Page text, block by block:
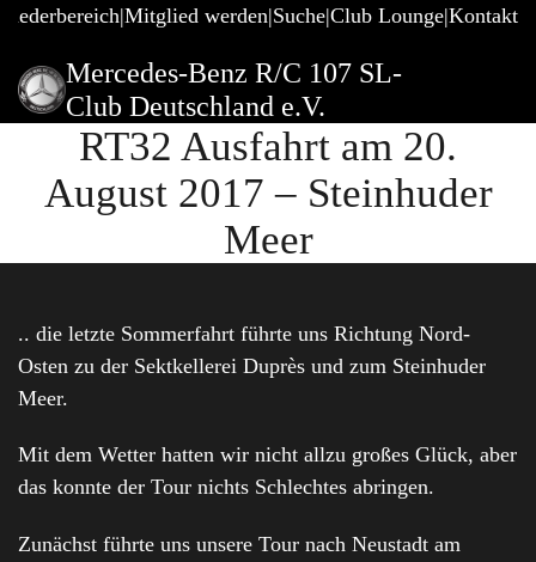
Mitglied werden Suche Club Lounge Kontakt
Mercedes-Benz R/C 107 SL-
Club Deutschland e.V.
RT32 Ausfahrt am 20.
August 2017 – Steinhuder
Meer
.. die letzte Sommerfahrt führte uns Richtung Nord-
Osten zu der Sektkellerei Duprès und zum Steinhuder
Meer.
Mit dem Wetter hatten wir nicht allzu großes Glück, aber
das konnte der Tour nichts Schlechtes abringen.
Zunächst führte uns unsere Tour nach Neustadt am